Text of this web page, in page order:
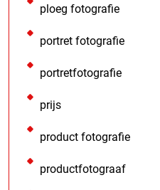
ploeg fotografie
portret fotografie
portretfotografie
prijs
product fotografie
productfotograaf